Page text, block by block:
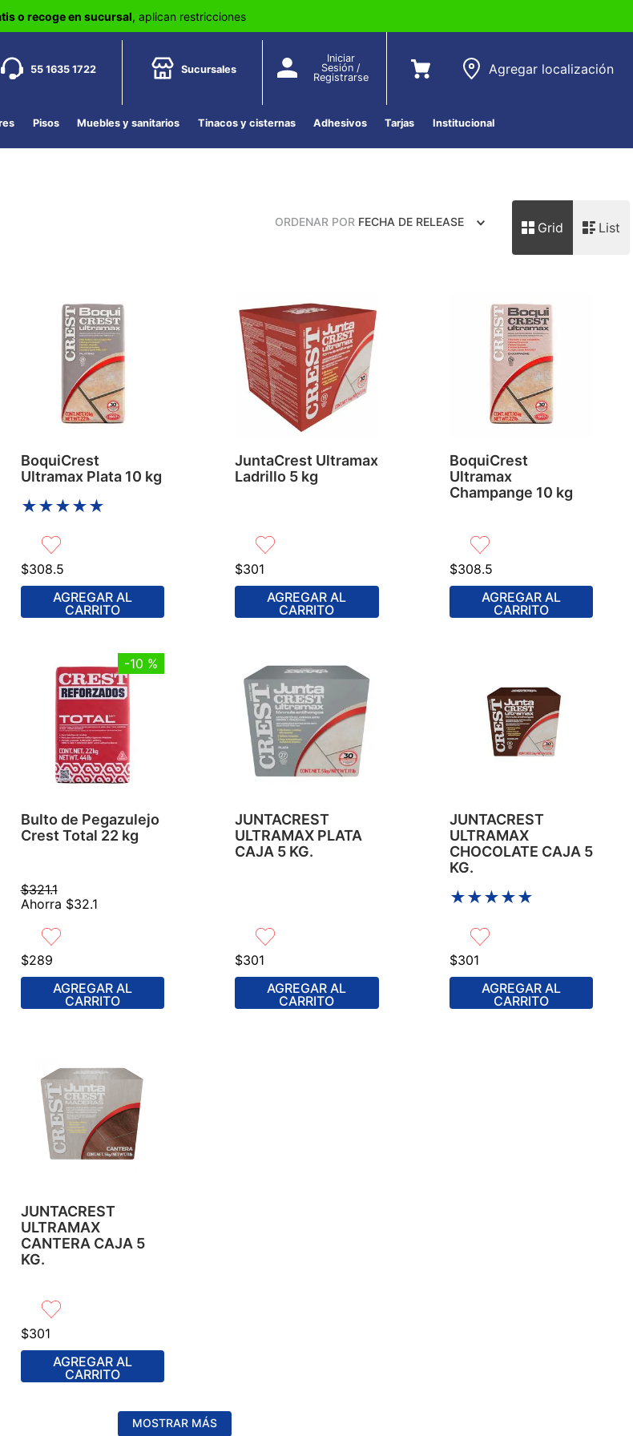
o recoge en sucursal, aplican restricciones
55 1635 1722 Sucursales
Iniciar
Sesión /
Registrarse
Agregar localización
Pisos Muebles y sanitarios Tinacos y cisternas Adhesivos Tarjas Institucional
ORDENAR POR FECHA DE RELEASE Grid List
BoquiCrest
Ultramax Plata 10 kg
★★★★★
$308.5
AGREGAR AL
CARRITO
JuntaCrest Ultramax
Ladrillo 5 kg
$301
AGREGAR AL
CARRITO
BoquiCrest
Ultramax
Champange 10 kg
$308.5
AGREGAR AL
CARRITO
-10 %
Bulto de Pegazulejo
Crest Total 22 kg
$321.1
Ahorra $32.1
$289
AGREGAR AL
CARRITO
JUNTACREST
ULTRAMAX PLATA
CAJA 5 KG.
$301
AGREGAR AL
CARRITO
JUNTACREST
ULTRAMAX
CHOCOLATE CAJA 5
KG.
★★★★★
$301
AGREGAR AL
CARRITO
JUNTACREST
ULTRAMAX
CANTERA CAJA 5
KG.
$301
AGREGAR AL
CARRITO
MOSTRAR MÁS